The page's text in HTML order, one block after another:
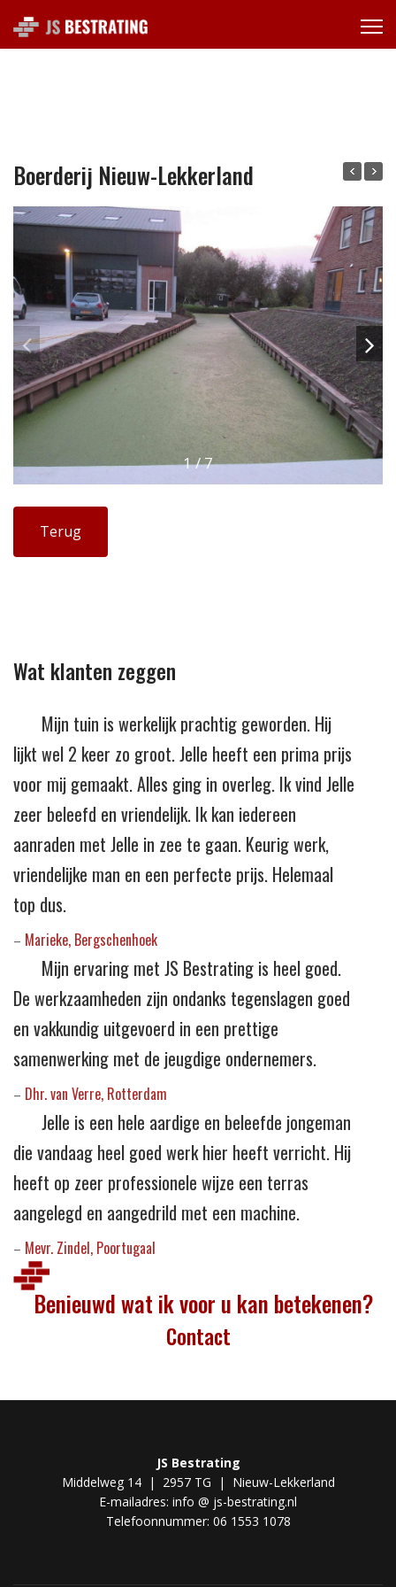
Boerderij Nieuw-Lekkerland
1/7
Terug
Wat klanten zeggen
Mijn tuin is werkelijk prachtig geworden. Hij
lijkt wel 2 keer zo groot. Jelle heeft een prima prijs
voor mij gemaakt. Alles ging in overleg. Ik vind Jelle
zeer beleefd en vriendelijk. Ik kan iedereen
aanraden met Jelle in zee te gaan. Keurig werk,
vriendelijke man en een perfecte prijs. Helemaal
top dus.
– Marieke, Bergschenhoek
Mijn ervaring met JS Bestrating is heel goed.
De werkzaamheden zijn ondanks tegenslagen goed
en vakkundig uitgevoerd in een prettige
samenwerking met de jeugdige ondernemers.
– Dhr. van Verre, Rotterdam
Jelle is een hele aardige en beleefde jongeman
die vandaag heel goed werk hier heeft verricht. Hij
heeft op zeer professionele wijze een terras
aangelegd en aangedrild met een machine.
– Mevr. Zindel, Poortugaal
Benieuwd wat ik voor u kan betekenen?
Contact
JS Bestrating
Middelweg 14 | 2957 TG | Nieuw-Lekkerland
E-mailadres: info @ js-bestrating.nl
Telefoonnummer: 06 1553 1078